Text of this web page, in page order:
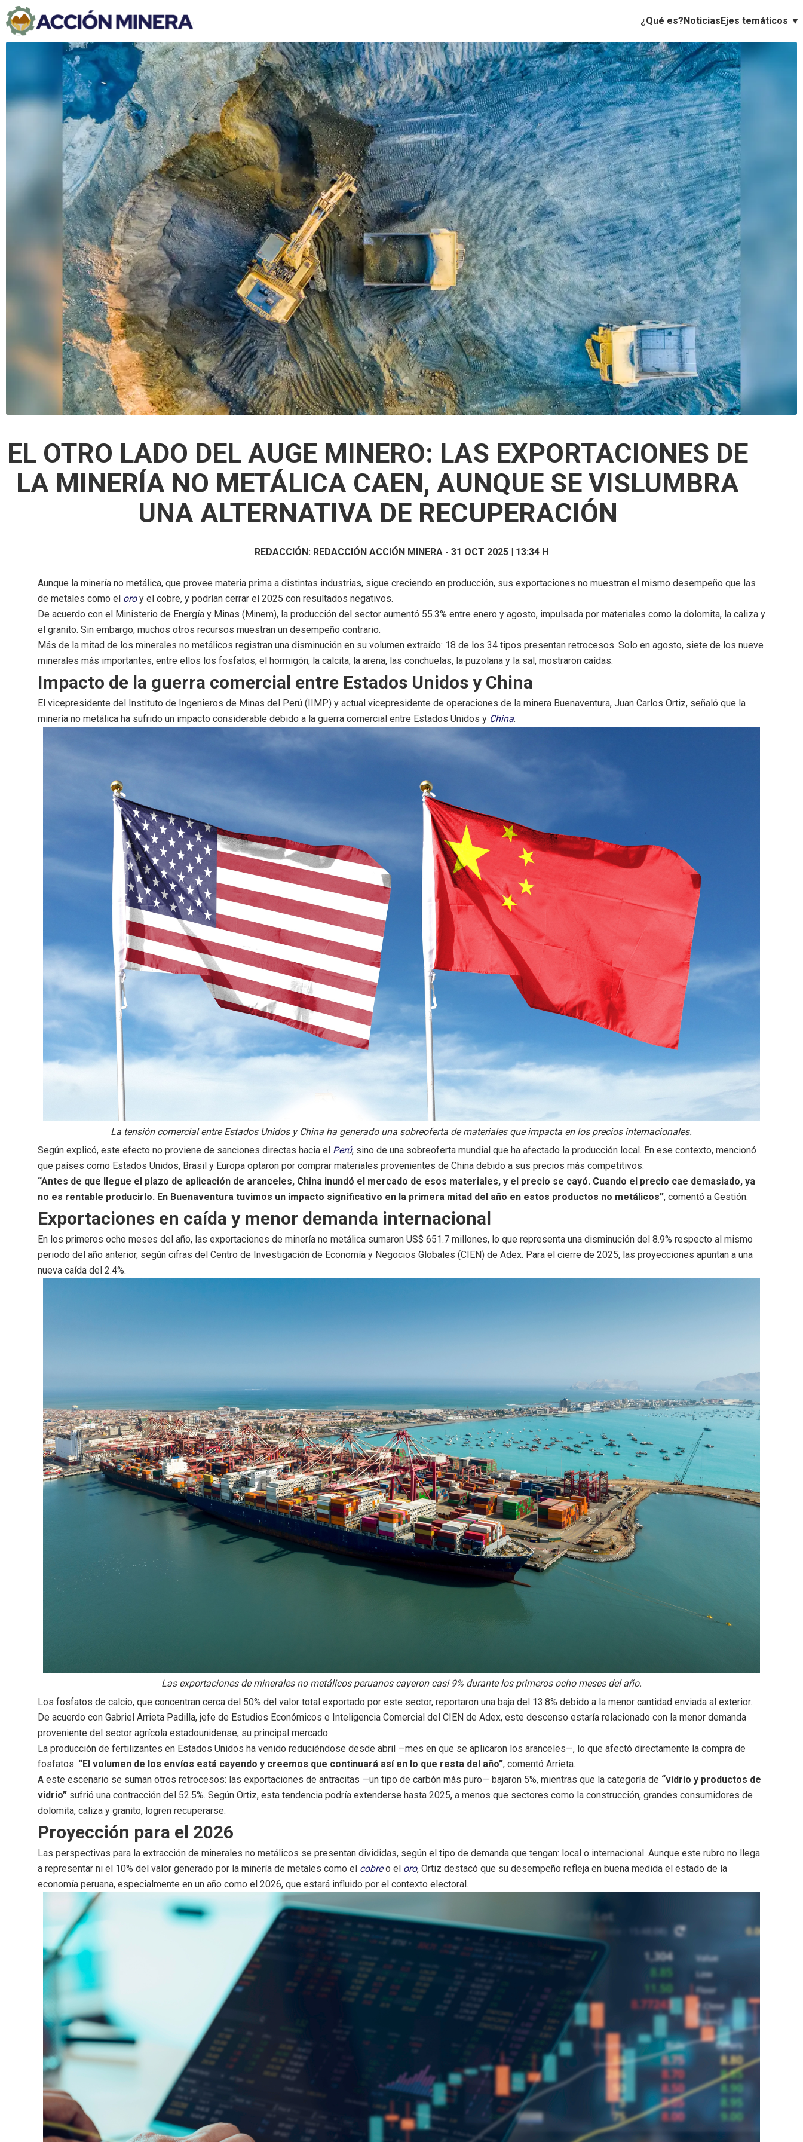
¿Qué es? NoticiasEjes temáticos ▼
EL OTRO LADO DEL AUGE MINERO: LAS EXPORTACIONES DE
LA MINERÍA NO METÁLICA CAEN, AUNQUE SE VISLUMBRA
UNA ALTERNATIVA DE RECUPERACIÓN
REDACCIÓN: REDACCIÓN ACCIÓN MINERA - 31 OCT 2025 | 13:34 H
Aunque la minería no metálica, que provee materia prima a distintas industrias, sigue creciendo en producción, sus exportaciones no muestran el mismo desempeño que las
de metales como el oroy el cobre, y podrían cerrar el 2025 con resultados negativos.
De acuerdo con el Ministerio de Energía y Minas (Minem), la producción del sector aumentó 55.3% entre enero y agosto, impulsada por materiales como la dolomita, la caliza y
el granito. Sin embargo, muchos otros recursos muestran un desempeño contrario.
Más de la mitad de los minerales no metálicos registran una disminución en su volumen extraído: 18 de los 34 tipos presentan retrocesos. Solo en agosto, siete de los nueve
minerales más importantes, entre ellos los fosfatos, el hormigón, la calcita, la arena, las conchuelas, la puzolana y la sal, mostraron caídas.
Impacto de la guerra comercial entre Estados Unidos y China
El vicepresidente del Instituto de Ingenieros de Minas del Perú (IIMP) y actual vicepresidente de operaciones de la minera Buenaventura, Juan Carlos Ortiz, señaló que la
minería no metálica ha sufrido un impacto considerable debido a la guerra comercial entre Estados Unidos y China.
La tensión comercial entre Estados Unidos y China ha generado una sobreoferta de materiales que impacta en los precios internacionales.
Según explicó, este efecto no proviene de sanciones directas hacia el Perú, sino de una sobreoferta mundial que ha afectado la producción local. En ese contexto, mencionó
que países como Estados Unidos, Brasil y Europa optaron por comprar materiales provenientes de China debido a sus precios más competitivos.
“Antes de que llegue el plazo de aplicación de aranceles, China inundó el mercado de esos materiales, y el precio se cayó. Cuando el precio cae demasiado, ya
no es rentable producirlo. En Buenaventura tuvimos un impacto significativo en la primera mitad del año en estos productos no metálicos”, comentó a Gestión.
Exportaciones en caída y menor demanda internacional
En los primeros ocho meses del año, las exportaciones de minería no metálica sumaron US$ 651.7 millones, lo que representa una disminución del 8.9% respecto al mismo
periodo del año anterior, según cifras del Centro de Investigación de Economía y Negocios Globales (CIEN) de Adex. Para el cierre de 2025, las proyecciones apuntan a una
nueva caída del 2.4%.
Las exportaciones de minerales no metálicos peruanos cayeron casi 9% durante los primeros ocho meses del año.
Los fosfatos de calcio, que concentran cerca del 50% del valor total exportado por este sector, reportaron una baja del 13.8% debido a la menor cantidad enviada al exterior.
De acuerdo con Gabriel Arrieta Padilla, jefe de Estudios Económicos e Inteligencia Comercial del CIEN de Adex, este descenso estaría relacionado con la menor demanda
proveniente del sector agrícola estadounidense, su principal mercado.
La producción de fertilizantes en Estados Unidos ha venido reduciéndose desde abril —mes en que se aplicaron los aranceles—, lo que afectó directamente la compra de
fosfatos. “El volumen de los envíos está cayendo y creemos que continuará así en lo que resta del año”, comentó Arrieta.
A este escenario se suman otros retrocesos: las exportaciones de antracitas —un tipo de carbón más puro— bajaron 5%, mientras que la categoría de “vidrio y productos de
vidrio”sufrió una contracción del 52.5%. Según Ortiz, esta tendencia podría extenderse hasta 2025, a menos que sectores como la construcción, grandes consumidores de
dolomita, caliza y granito, logren recuperarse.
Proyección para el 2026
Las perspectivas para la extracción de minerales no metálicos se presentan divididas, según el tipo de demanda que tengan: local o internacional. Aunque este rubro no llega
a representar ni el 10% del valor generado por la minería de metales como el cobreo el oro, Ortiz destacó que su desempeño refleja en buena medida el estado de la
economía peruana, especialmente en un año como el 2026, que estará influido por el contexto electoral.